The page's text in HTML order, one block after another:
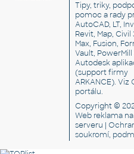
Tipy, triky,
pomoc a rady
AutoCAD, LT,
Revit, Map, Civil
Max, Fusion,
Vault, PowerMill
Autodesk
(support firmy
ARKANCE). Viz
portálu.
Copyright ©
Web reklama
serveru |
soukromí,